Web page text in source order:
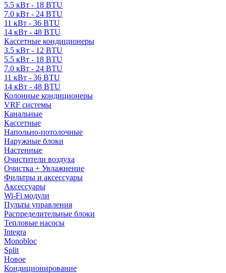
5.5 кВт - 18 BTU
7.0 кВт - 24 BTU
11 кВт - 36 BTU
14 кВт - 48 BTU
Кассетные кондиционеры
3.5 кВт - 12 BTU
5.5 кВт - 18 BTU
7.0 кВт - 24 BTU
11 кВт - 36 BTU
14 кВт - 48 BTU
Колонные кондиционеры
VRF системы
Канальные
Кассетные
Напольно-потолочные
Наружные блоки
Настенные
Очистители воздуха
Очистка + Увлажнение
Фильтры и аксессуары
Аксессуары
Wi-Fi модули
Пульты управления
Распределительные блоки
Тепловые насосы
Integra
Monobloc
Split
Новое
Кондиционирование